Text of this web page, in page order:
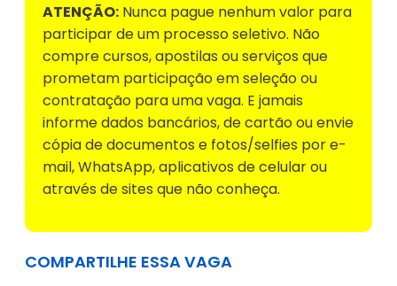
ATENÇÃO: Nunca pague nenhum valor para
participar de um processo seletivo. Não
compre cursos, apostilas ou serviços que
prometam participação em seleção ou
contratação para uma vaga. E jamais
informe dados bancários, de cartão ou envie
cópia de documentos e fotos/selfies por e-
mail, WhatsApp, aplicativos de celular ou
através de sites que não conheça.
COMPARTILHE ESSA VAGA